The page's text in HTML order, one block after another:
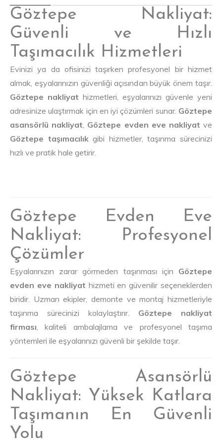
Göztepe Nakliyat:
Güvenli ve Hızlı
Taşımacılık Hizmetleri
Evinizi ya da ofisinizi taşırken profesyonel bir hizmet
almak, eşyalarınızın güvenliği açısından büyük önem taşır.
Göztepe nakliyat hizmetleri, eşyalarınızı güvenle yeni
adresinize ulaştırmak için en iyi çözümleri sunar. Göztepe
asansörlü nakliyat Göztepe evden eve nakliyat ve
Göztepe taşımacılıkgibi hizmetler, taşınma sürecinizi
hızlı ve pratik hale getirir.
Göztepe Evden Eve
Nakliyat: Profesyonel
Çözümler
Eşyalarınızın zarar görmeden taşınması için Göztepe
evden eve nakliyat hizmeti en güvenilir seçeneklerden
biridir. Uzman ekipler, demonte ve montaj hizmetleriyle
taşınma sürecinizi kolaylaştırır. Göztepe nakliyat
firması , kaliteli ambalajlama ve profesyonel taşıma
yöntemleri ile eşyalarınızı güvenli bir şekilde taşır.
Göztepe Asansörlü
Nakliyat: Yüksek Katlara
Taşımanın En Güvenli
Yolu